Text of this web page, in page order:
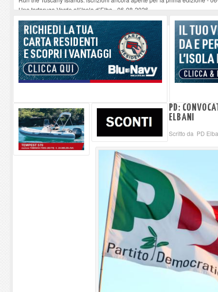
Una tartaruga Verde all’Isola d’Elba-06-08-2026
Furgone in fiamme a Capoliveri, illeso il conducente-06-08-2026
Campo: chiusura della biblioteca comunale in occasione del Santo Patrono
A Carpani si apre la Festa di Liberazione: il programma della prima serata-
PD:
ELBANI
Scritto da PD